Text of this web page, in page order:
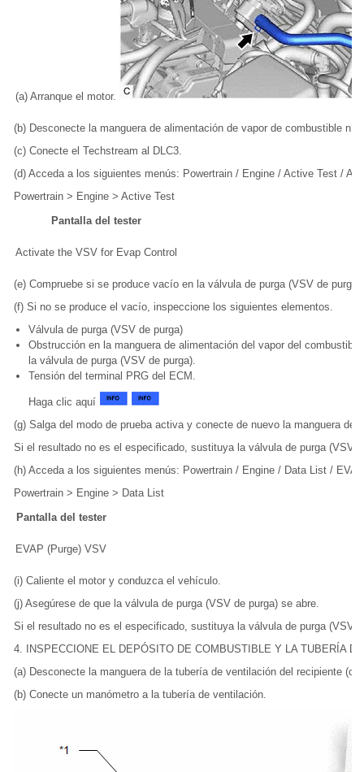
(a) Arranque el motor.
(b) Desconecte la manguera de alimentación de vapor de combustible n°
(c) Conecte el Techstream al DLC3.
(d) Acceda a los siguientes menús: Powertrain / Engine / Active Test /
Powertrain > Engine > Active Test
Pantalla del tester
Activate the VSV for Evap Control
(e) Compruebe si se produce vacío en la válvula de purga (VSV de purga)
(f) Si no se produce el vacío, inspeccione los siguientes elementos.
Válvula de purga (VSV de purga)
Obstrucción en la manguera de alimentación del vapor del
la válvula de purga (VSV de purga).
Tensión del terminal PRG del ECM.
Haga clic aquí
(g) Salga del modo de prueba activa y conecte de nuevo la manguera de
Si el resultado no es el especificado, sustituya la válvula de purga (VSV
(h) Acceda a los siguientes menús: Powertrain / Engine / Data List /
Powertrain > Engine > Data List
Pantalla del tester
EVAP (Purge) VSV
(i) Caliente el motor y conduzca el vehículo.
(j) Asegúrese de que la válvula de purga (VSV de purga) se abre.
Si el resultado no es el especificado, sustituya la válvula de purga (VSV
4. INSPECCIONE EL DEPÓSITO DE COMBUSTIBLE Y LA TUBERÍA
(a) Desconecte la manguera de la tubería de ventilación del recipiente
(b) Conecte un manómetro a la tubería de ventilación.